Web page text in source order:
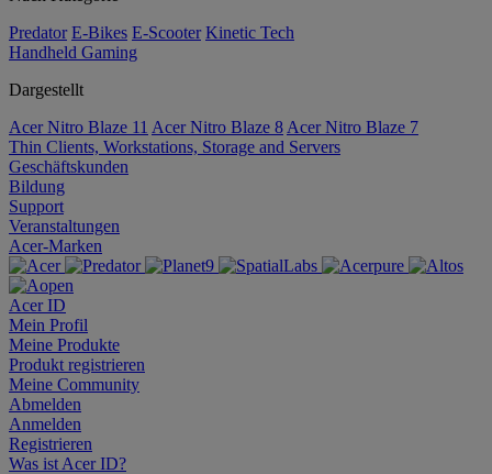
Predator E-Bikes E-Scooter Kinetic Tech
Handheld Gaming
Dargestellt
Acer Nitro Blaze 11 Acer Nitro Blaze 8 Acer Nitro Blaze 7
Thin Clients, Workstations, Storage and Servers
Geschäftskunden
Bildung
Support
Veranstaltungen
Acer-Marken
Acer ID
Mein Profil
Meine Produkte
Produkt registrieren
Meine Community
Abmelden
Anmelden
Registrieren
Was ist Acer ID?